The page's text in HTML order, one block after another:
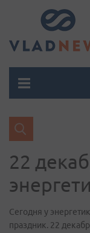
22
Сегодня у
праздник. 22